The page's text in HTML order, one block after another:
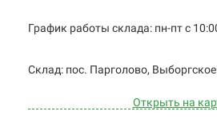
График работы склада: пн-пт с
Cклад: пос. Парголово, Выборгское
Открыть на